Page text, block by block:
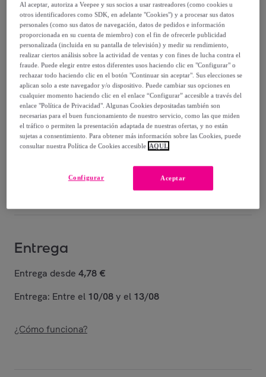
Montura de gafas Emilio Pucci Mujer
EP5220-51080
Modelo: Montura de gafas Emilio Pucci
Mujer EP5220-51080
35,00 €
190,00 €
-81%
Están agotándose
Entrega
Entrega desde 4,78 €
Entrega: Entre el 10/08y el 13/08
¿Cómo funciona?
Al aceptar, autoriza a Veepee y sus socios a usar rastreadores (como cookies u
otros identificadores como SDK, en adelante "Cookies") y a procesar sus datos
personales (como sus datos de navegación, datos de pedidos e información
proporcionada en su cuenta de miembro) con el fin de ofrecerle publicidad
personalizada (incluida en su pantalla de televisión) y medir su rendimiento,
realizar ciertos análisis sobre la actividad de ventas y con fines de lucha contra el
fraude. Puede elegir entre estos diferentes usos haciendo clic en "Configurar" o
rechazar todo haciendo clic en el botón "Continuar sin aceptar". Sus elecciones se
aplican solo a este navegador y/o dispositivo. Puede cambiar sus opciones en
cualquier momento haciendo clic en el enlace “Configurar” accesible a través del
enlace "Política de Privacidad". Algunas Cookies depositadas también son
necesarias para el buen funcionamiento de nuestro servicio, como las que miden
el tráfico o permiten la presentación adaptada de nuestras ofertas, y no están
sujetas a consentimiento. Para obtener más información sobre las Cookies, puede
consultar nuestra Política de Cookies accesible AQUÍ.
Aceptar
Configurar